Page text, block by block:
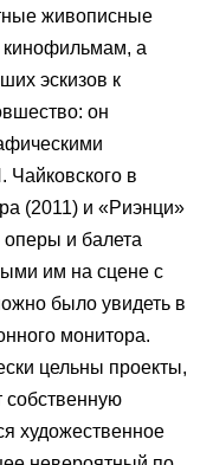
живописные
кинофильмам, а
эскизов к
он
в
(2011) и «Риэнци»
оперы и балета
им на сцене с
было увидеть в
монитора.
цельны проекты,
собственную
художественное